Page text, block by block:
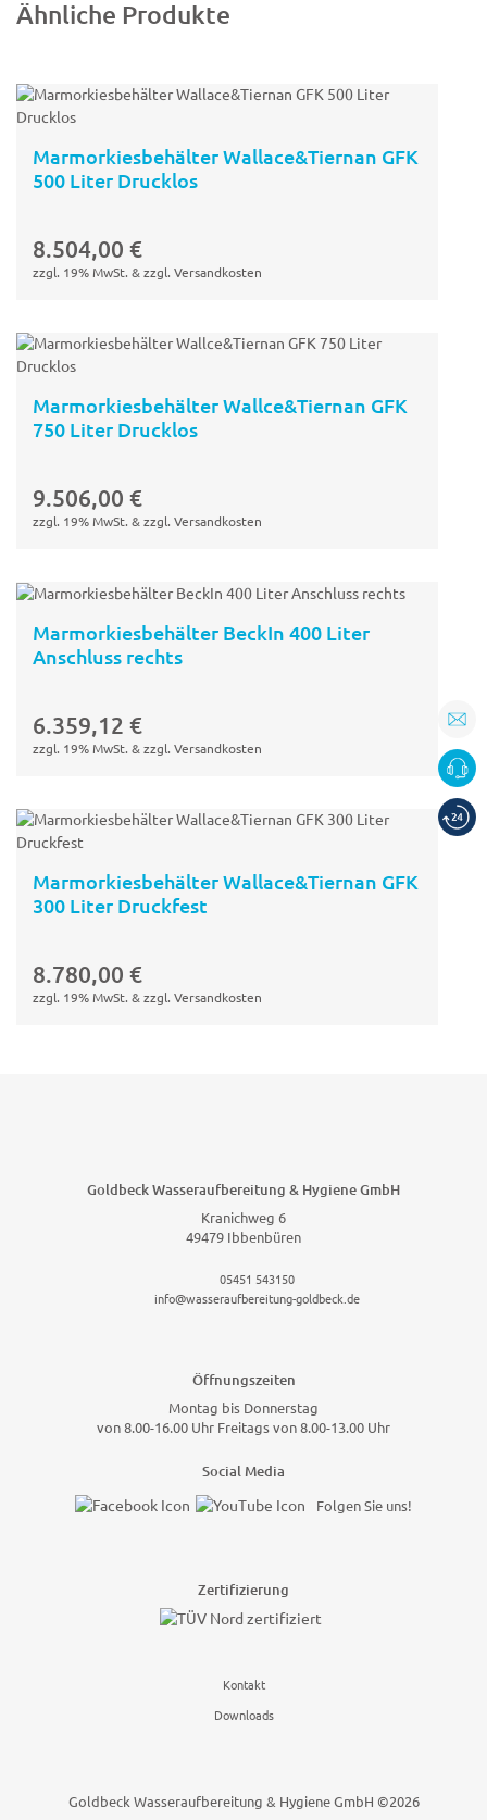
Ähnliche Produkte
Marmorkiesbehälter Wallace&Tiernan GFK
500 Liter Drucklos
8.504,00 €
zzgl. 19% MwSt. & zzgl. Versandkosten
Marmorkiesbehälter Wallce&Tiernan GFK
750 Liter Drucklos
9.506,00 €
zzgl. 19% MwSt. & zzgl. Versandkosten
Marmorkiesbehälter BeckIn 400 Liter
Anschluss rechts
6.359,12 €
zzgl. 19% MwSt. & zzgl. Versandkosten
Marmorkiesbehälter Wallace&Tiernan GFK
300 Liter Druckfest
8.780,00 €
zzgl. 19% MwSt. & zzgl. Versandkosten
Goldbeck Wasseraufbereitung & Hygiene GmbH
Kranichweg 6
49479 Ibbenbüren
05451 543150
info@wasseraufbereitung-goldbeck.de
Öffnungszeiten
Montag bis Donnerstag
von 8.00-16.00 Uhr Freitags von 8.00-13.00 Uhr
Social Media
Folgen Sie uns!
Zertifizierung
Kontakt
Downloads
Goldbeck Wasseraufbereitung & Hygiene GmbH ©2026